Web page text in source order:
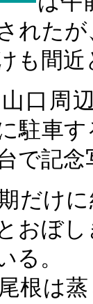
れた
も間
口周
駐車
で記
だけに
おぼ
る。
根は蒸